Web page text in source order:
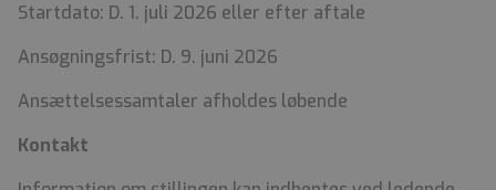
Startdato: D. 1. juli 2026 eller efter aftale
Ansøgningsfrist: D. 9. juni 2026
Ansættelsessamtaler afholdes løbende
Kontakt